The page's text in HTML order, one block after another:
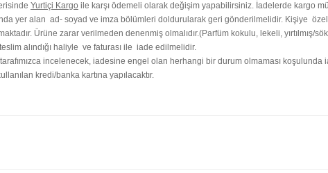
Yurtiçi Kargo ile karşı ödemeli olarak değişim yapabilirsiniz. İadelerde kargo
yer alan ad- soyad ve imza bölümleri doldurularak geri gönderilmelidir. Kişiye
Ürüne zarar verilmeden denenmiş olmalıdır.(Parfüm kokulu, lekeli, yırtılmış/
alındığı haliyle ve faturası ile iade edilmelidir.
incelenecek, iadesine engel olan herhangi bir durum olmaması koşulunda
kredi/banka kartına yapılacaktır.